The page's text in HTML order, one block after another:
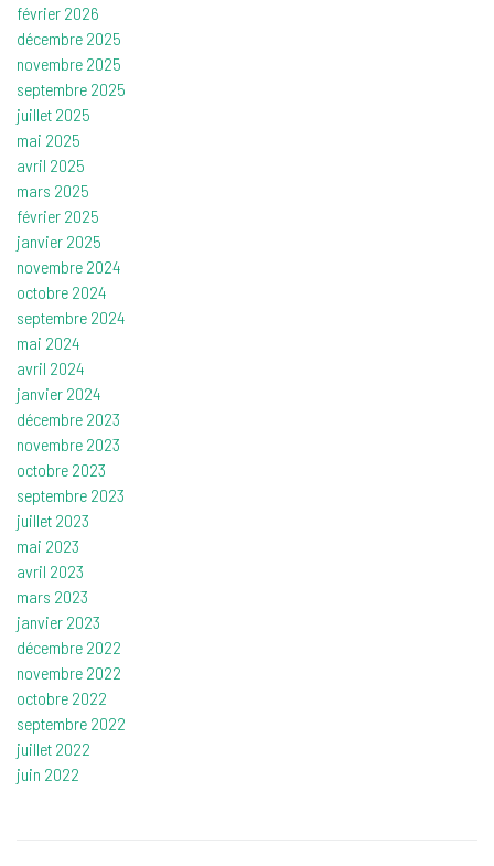
février 2026
décembre 2025
novembre 2025
septembre 2025
juillet 2025
mai 2025
avril 2025
mars 2025
février 2025
janvier 2025
novembre 2024
octobre 2024
septembre 2024
mai 2024
avril 2024
janvier 2024
décembre 2023
novembre 2023
octobre 2023
septembre 2023
juillet 2023
mai 2023
avril 2023
mars 2023
janvier 2023
décembre 2022
novembre 2022
octobre 2022
septembre 2022
juillet 2022
juin 2022